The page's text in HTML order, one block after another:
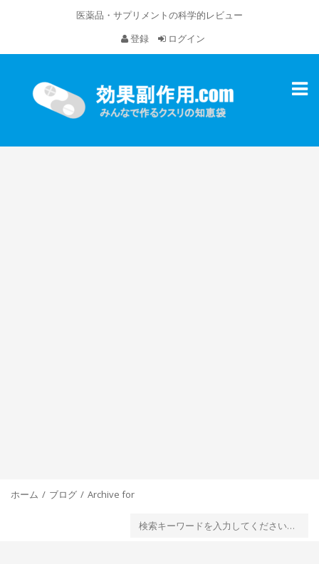
医薬品・サプリメントの科学的レビュー
登録
ログイン
Toggle
ホーム ブログ Archive for